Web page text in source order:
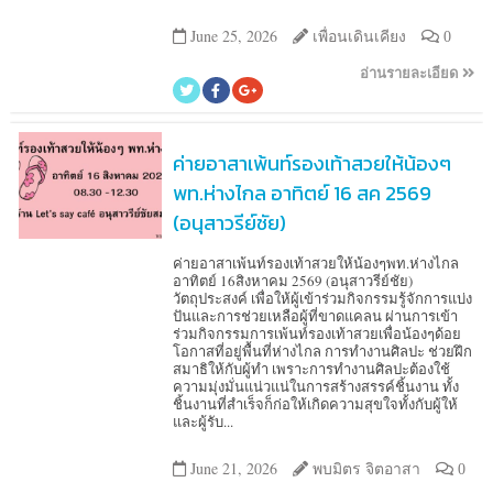
June 25, 2026 เพื่อนเดินเคียง 0
อ่านรายละเอียด
ค่ายอาสาเพ้นท์รองเท้าสวยให้น้องๆ
พท.ห่างไกล อาทิตย์ 16 สค 2569
(อนุสาวรีย์ชัย)
ค่ายอาสาเพ้นท์รองเท้าสวยให้น้องๆพท.ห่างไกล
อาทิตย์ 16สิงหาคม 2569 (อนุสาวรีย์ชัย)
วัตถุประสงค์ เพื่อให้ผู้เข้าร่วมกิจกรรมรู้จักการแบ่ง
ปันและการช่วยเหลือผู้ที่ขาดแคลน ผ่านการเข้า
ร่วมกิจกรรมการเพ้นท์รองเท้าสวยเพื่อน้องๆด้อย
โอกาสที่อยู่พื้นที่ห่างไกล การทำงานศิลปะ ช่วยฝึก
สมาธิให้กับผู้ทำ เพราะการทำงานศิลปะต้องใช้
ความมุ่งมั่นแน่วแน่ในการสร้างสรรค์ชิ้นงาน ทั้ง
ชิ้นงานที่สำเร็จก็ก่อให้เกิดความสุขใจทั้งกับผู้ให้
และผู้รับ...
June 21, 2026 พบมิตร จิตอาสา 0